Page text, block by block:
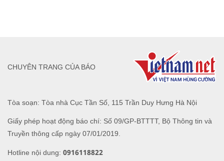
Tòa soạn: Tòa nhà Cục Tần Số, 115 Trần Duy Hưng Hà Nội
Giấy phép hoạt động báo chí: Số 09/GP-BTTTT, Bộ Thông tin và
Truyền thông cấp ngày 07/01/2019.
Hotline nội dung: 0916118822
CHUYÊN TRANG CỦA BÁO